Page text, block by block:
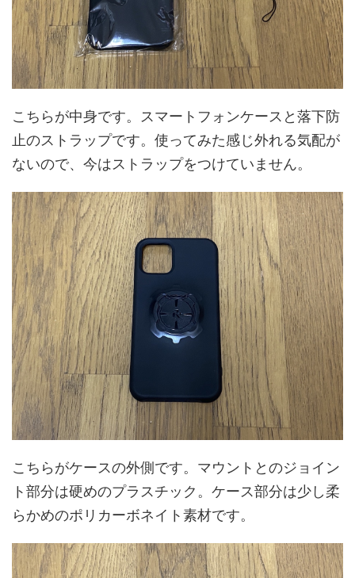
こちらが中身です。スマートフォンケースと落下防
止のストラップです。使ってみた感じ外れる気配が
ないので、今はストラップをつけていません。
こちらがケースの外側です。マウントとのジョイン
ト部分は硬めのプラスチック。ケース部分は少し柔
らかめのポリカーボネイト素材です。